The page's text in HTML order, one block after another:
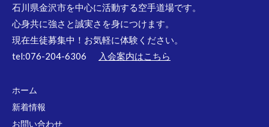
石川県金沢市を中心に活動する空手道場です。
心身共に強さと誠実さを身につけます。
現在生徒募集中！お気軽に体験ください。
tel:076-204-6306
入会案内はこちら
ホーム
新着情報
お問い合わせ